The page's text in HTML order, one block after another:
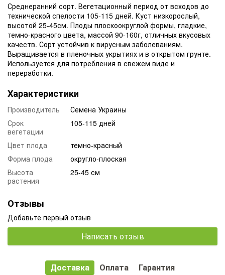
Среднеранний сорт. Вегетационный период от всходов до
технической спелости 105-115 дней. Куст низкорослый,
высотой 25-45см. Плоды плоскоокруглой формы, гладкие,
темно-красного цвета, массой 90-160г, отличных вкусовых
качеств. Сорт устойчив к вирусным заболеваниям.
Выращивается в пленочных укрытиях и в открытом грунте.
Используется для потребления в свежем виде и
переработки.
Характеристики
Производитель
Семена Украины
Срок
вегетации
105-115 дней
Цвет плода
темно-красный
Форма плода
округло-плоская
Высота
растения
25-45 см
Отзывы
Добавьте первый отзыв
Написать отзыв
Доставка Оплата Гарантия